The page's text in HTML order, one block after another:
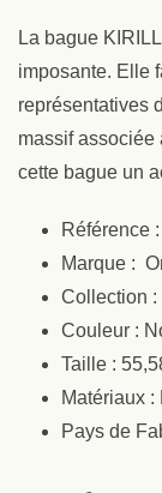
La bague
imposante. Elle
représentatives
massif associée
cette bague un
Référence
Marque :
Collection :
Couleur :
Taille :
Matériaux
Pays de